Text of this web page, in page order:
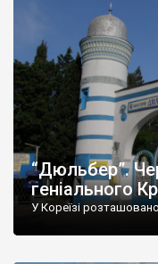
“Дюльбер”.
геніального
У Кореїзі